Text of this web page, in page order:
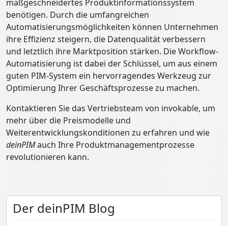
maßgeschneidertes Produktinformationssystem
benötigen. Durch die umfangreichen
Automatisierungsmöglichkeiten können Unternehmen
ihre Effizienz steigern, die Datenqualität verbessern
und letztlich ihre Marktposition stärken. Die Workflow-
Automatisierung ist dabei der Schlüssel, um aus einem
guten PIM-System ein hervorragendes Werkzeug zur
Optimierung Ihrer Geschäftsprozesse zu machen.
Kontaktieren Sie das Vertriebsteam von invokable, um
mehr über die Preismodelle und
Weiterentwicklungskonditionen zu erfahren und wie
deinPIMauch Ihre Produktmanagementprozesse
revolutionieren kann.
Der deinPIM Blog